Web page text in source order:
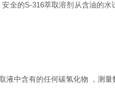
的S-316萃取溶剂从含油的水
中含有的任何碳氢化物 ，测量